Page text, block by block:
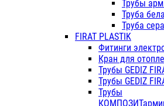
Трубы
Труба
Труба
FIRAT PLASTIK
Фитинги
Кран для
Трубы GEDIZ
Трубы GEDIZ
Трубы